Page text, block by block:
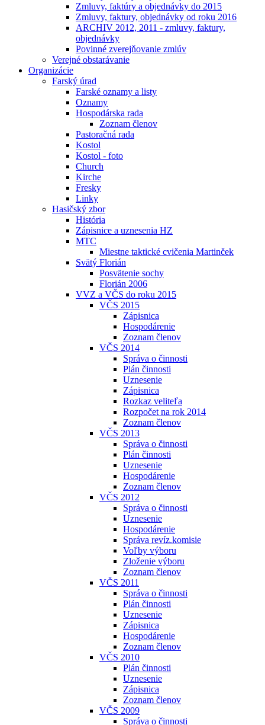
Zmluvy, faktúry a objednávky do 2015
Zmluvy, faktury, objednávky od roku 2016
ARCHIV 2012, 2011 - zmluvy, faktury,
objednávky
Povinné zverejňovanie zmlúv
Verejné obstarávanie
Organizácie
Farský úrad
Farské oznamy a listy
Oznamy
Hospodárska rada
Zoznam členov
Pastoračná rada
Kostol
Kostol - foto
Church
Kirche
Fresky
Linky
Hasičský zbor
História
Zápisnice a uznesenia HZ
MTC
Miestne taktické cvičenia Martinček
Svätý Florián
Posvätenie sochy
Florián 2006
VVZ a VČS do roku 2015
VČS 2015
Zápisnica
Hospodárenie
Zoznam členov
VČS 2014
Správa o činnosti
Plán činnosti
Uznesenie
Zápisnica
Rozkaz veliteľa
Rozpočet na rok 2014
Zoznam členov
VČS 2013
Správa o činnosti
Plán činnosti
Uznesenie
Hospodárenie
Zoznam členov
VČS 2012
Správa o činnosti
Uznesenie
Hospodárenie
Správa revíz.komisie
Voľby výboru
Zloženie výboru
Zoznam členov
VČS 2011
Správa o činnosti
Plán činnosti
Uznesenie
Zápisnica
Hospodárenie
Zoznam členov
VČS 2010
Plán činnosti
Uznesenie
Zápisnica
Zoznam členov
VČS 2009
Správa o činnosti